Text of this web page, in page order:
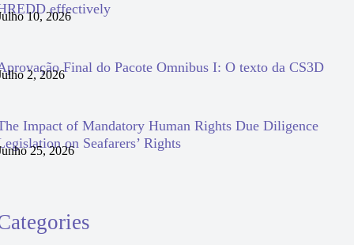
effectively
10, 2026
Final do Pacote Omnibus I: O texto da CS3D
2, 2026
Impact of Mandatory Human Rights Due Diligence
on Seafarers’ Rights
25, 2026